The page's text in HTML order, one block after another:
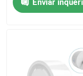
Excursão da
do monitor de
do rádio do